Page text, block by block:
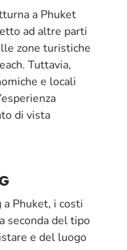
a Phuket
ad altre parti
zone turistiche
Tuttavia,
e locali
di vista
Phuket, i costi
seconda del tipo
e del luogo